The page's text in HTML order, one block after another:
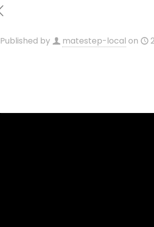
Published by matestep-local on